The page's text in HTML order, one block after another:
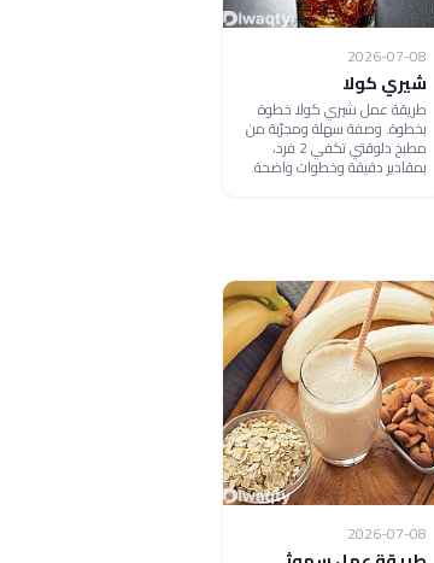
2026-07-08
شيري كولا
طريقة عمل شيري كولا خطوة
بخطوة. وصفة سهلة ومجرّبة من
مطبخ دلوقتي تكفي 2 فرد،
بمقادير دقيقة وخطوات واضحة.
2026-07-08